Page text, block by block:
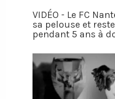
VIDÉO - Le FC
sa pelouse et
pendant 5 ans à